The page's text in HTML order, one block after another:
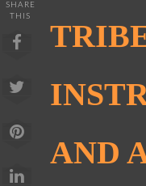
AND
SHARE
THIS